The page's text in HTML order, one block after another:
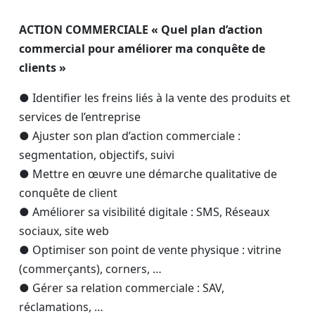
ACTION COMMERCIALE « Quel plan d’action
commercial pour améliorer ma conquête de
clients »
● Identifier les freins liés à la vente des produits et
services de l’entreprise
● Ajuster son plan d’action commerciale :
segmentation, objectifs, suivi
● Mettre en œuvre une démarche qualitative de
conquête de client
● Améliorer sa visibilité digitale : SMS, Réseaux
sociaux, site web
● Optimiser son point de vente physique : vitrine
(commerçants), corners, …
● Gérer sa relation commerciale : SAV,
réclamations, …